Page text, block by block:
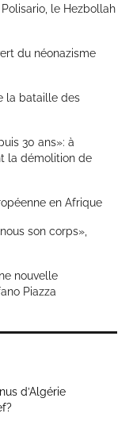
le Hezbollah
du néonazisme
la bataille des
30 ans»: à
la démolition de
en Afrique
son corps»,
nouvelle
Piazza
d’Algérie